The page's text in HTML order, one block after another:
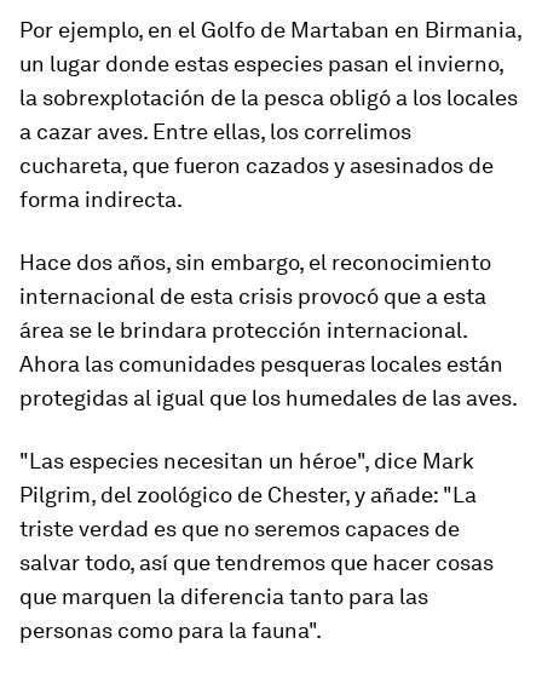
Por ejemplo, en el Golfo de Martaban en Birmania,
un lugar donde estas especies pasan el invierno,
la sobrexplotación de la pesca obligó a los locales
a cazar aves. Entre ellas, los correlimos
cuchareta, quefueron cazados y asesinados de
forma indirecta.
Hace dos años, sin embargo, el reconocimiento
internacional de esta crisis provocó que a esta
área se le brindara protección internacional.
Ahora las comunidades pesqueras locales están
protegidas al igual que los humedales de las aves.
"Las especies necesitan un héroe", dice Mark
Pilgrim, del zoológico de Chester, y añade: "La
triste verdad es que no seremos capaces de
salvar todo, así que tendremos que hacer cosas
que marquen la diferencia tanto para las
personas como para la fauna".